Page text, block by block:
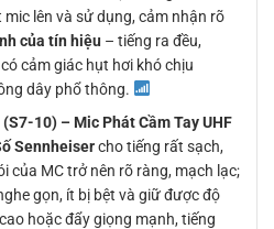
lên và sử dụng, cảm nhận rõ
của tín hiệu – tiếng ra đều,
cảm giác hụt hơi khó chịu
dây phổ thông.
(S7-10) – Mic Phát Cầm Tay UHF
Sennheisercho tiếng rất sạch,
của MC trở nên rõ ràng, mạch lạc;
gọn, ít bị bệt và giữ được độ
hoặc đẩy giọng mạnh, tiếng